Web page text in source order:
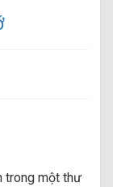
trong một thư